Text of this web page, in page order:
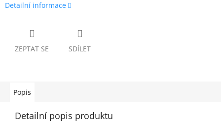
Detailní informace
ZEPTAT SE SDÍLET
Popis
Detailní popis produktu